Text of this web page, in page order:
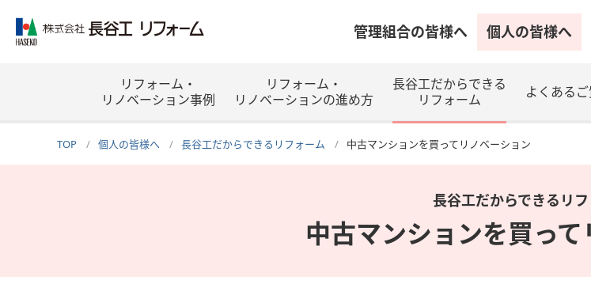
管理組合の皆様へ 個人の皆様へ
リフォーム・
リノベーション事例
リフォーム・
リノベーションの進め方
長谷工だからできる
リフォーム
よくある
TOP 個人の皆様へ 長谷工だからできるリフォーム 中古マンションを買ってリノベーション
長谷工だからできるリ
中古マンションを買っ